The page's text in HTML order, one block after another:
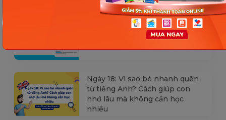
[Thảo luận] Cơn thịnh nộ (ăn
Ngày 18: Vì sao bé nhanh quên
từ tiếng Anh? Cách giúp con
nhớ lâu mà không cần học
nhiều